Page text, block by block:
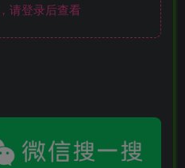
请登录后查看